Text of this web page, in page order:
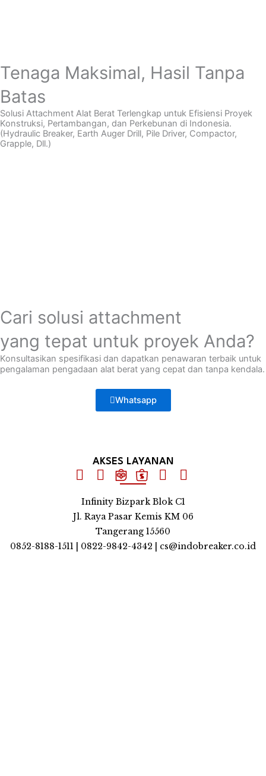
Tenaga Maksimal, Hasil Tanpa
Batas
Solusi Attachment Alat Berat Terlengkap untuk Efisiensi Proyek
Konstruksi, Pertambangan, dan Perkebunan di Indonesia.
(Hydraulic Breaker, Earth Auger Drill, Pile Driver, Compactor,
Grapple, Dll.)
Cari solusi attachment
yang tepat untuk proyek Anda?
Konsultasikan spesifikasi dan dapatkan penawaran terbaik untuk
pengalaman pengadaan alat berat yang cepat dan tanpa kendala.
Whatsapp
AKSES LAYANAN
Infinity Bizpark Blok C1
Jl. Raya Pasar Kemis KM 06
Tangerang 15560
0852-8188-1511 | 0822-9842-4342 | cs@indobreaker.co.id